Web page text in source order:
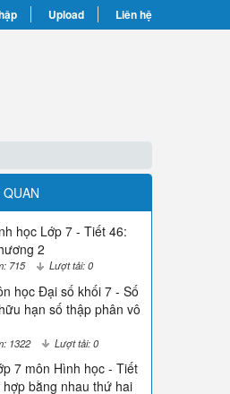
Upload Liên hệ
học Lớp 7 - Tiết 46:
2
715 Lượt tải: 0
học Đại số khối 7 - Số
hạn số thập phân vô
1322 Lượt tải: 0
7 môn Hình học - Tiết
bằng nhau thứ hai